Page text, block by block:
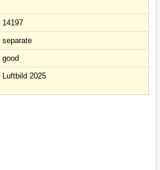
14197
separate
good
Luftbild 2025